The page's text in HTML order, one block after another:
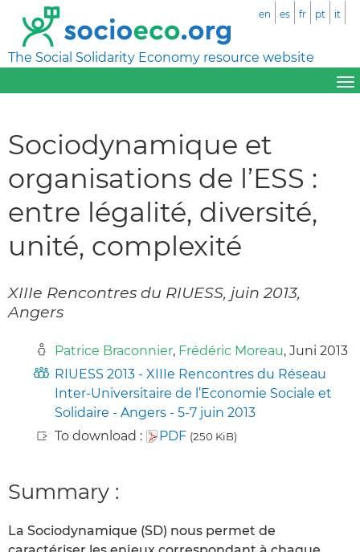
The Social Solidarity Economy resource website
en es fr pt it
Sociodynamique et
organisations de l’ESS :
entre légalité, diversité,
unité, complexité
XIIIe Rencontres du RIUESS, juin 2013,
Angers
Patrice Braconnier, Frédéric Moreau, Juni 2013
RIUESS 2013 - XIIIe Rencontres du Réseau
Inter-Universitaire de l’Economie Sociale et
Solidaire - Angers - 5-7 juin 2013
To download :
PDF (250 KiB)
Summary :
La Sociodynamique (SD) nous permet de